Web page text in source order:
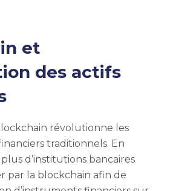
et
des actifs
révolutionne les
traditionnels. En
d’institutions bancaires
par la blockchain afin de